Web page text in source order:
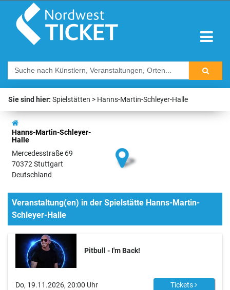
Sie sind hier: Spielstätten Hanns-Martin-Schleyer-Halle
Hanns-Martin-Schleyer-
Halle
Mercedesstraße 69
70372 Stuttgart
Deutschland
Veranstaltung(en) in der Spielstätte Hanns-Martin-
Schleyer-Halle
Pitbull - I'm Back!
Do, 19.11.2026, 20:00 Uhr Tickets